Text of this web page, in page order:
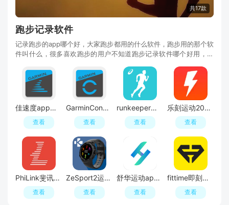
共17款
跑步记录软件
记录跑步的app哪个好，大家跑步都用的什么软件，跑步用的那个软
件叫什么，很多喜欢跑步的用户不知道跑步记录软件哪个好用，不
佳速度app官方升级版
查看
GarminConnect佳明手表连接软件安卓版
查看
runkeeper华为手表中文版apk
查看
乐刻运动2026最新安卓版
查看
PhiLink斐讯运动手环app
查看
ZeSport2运动手表软件apk安卓版
查看
舒华运动app手机版
查看
fittime即刻运动免费会员版
查看